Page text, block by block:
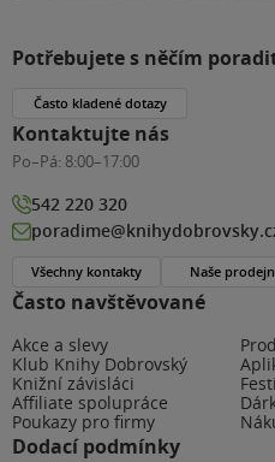
Často navštěvované
Akce a slevy
Klub Knihy Dobrovský
Knižní závisláci
Affiliate spolupráce
Poukazy pro firmy
Dodací podmínky
Potřebujete s něčím
Často kladené dotazy
Kontaktujte nás
Po–Pá: 8:00–17:00
542 220 320
Všechny kontakty Naše